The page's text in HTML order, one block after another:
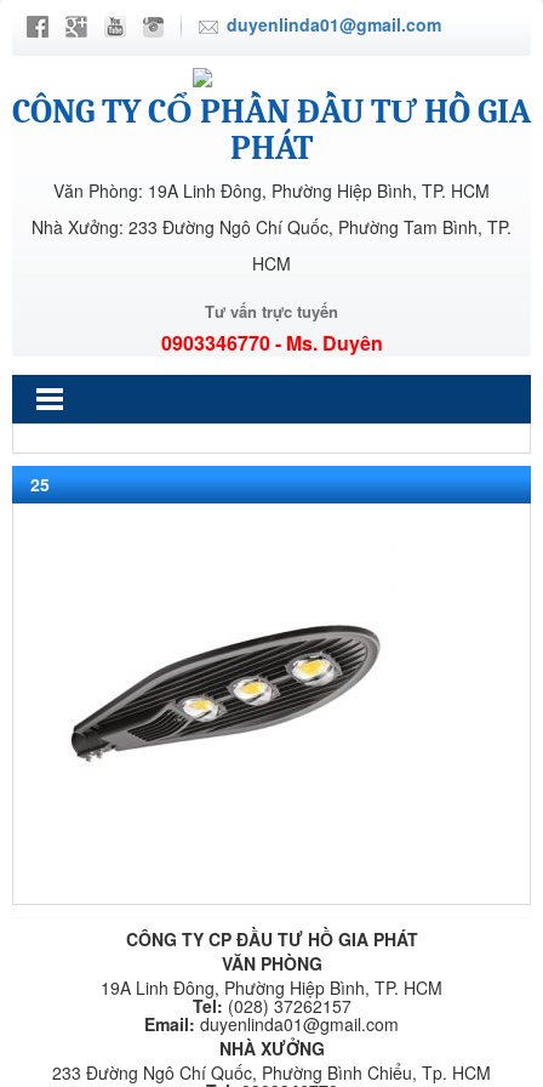
duyenlinda01@gmail.com
CÔNG TY CỔ PHẦN ĐẦU TƯ HỒ GIA
PHÁT
Văn Phòng: 19A Linh Đông, Phường Hiệp Bình, TP. HCM
Nhà Xưởng: 233 Đường Ngô Chí Quốc, Phường Tam Bình, TP.
HCM
Tư vấn trực tuyến
0903346770 - Ms. Duyên
25
CÔNG TY CP ĐẦU TƯ HỒ GIA PHÁT
VĂN PHÒNG
19A Linh Đông, Phường Hiệp Bình, TP. HCM
Tel: (028) 37262157
Email: duyenlinda01@gmail.com
NHÀ XƯỞNG
233 Đường Ngô Chí Quốc, Phường Bình Chiểu, Tp. HCM